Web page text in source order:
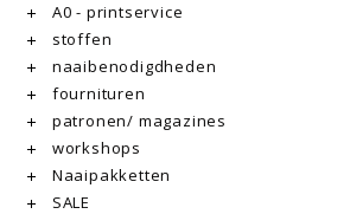
A0 - printservice
stoffen
naaibenodigdheden
fournituren
patronen/ magazines
workshops
Naaipakketten
SALE